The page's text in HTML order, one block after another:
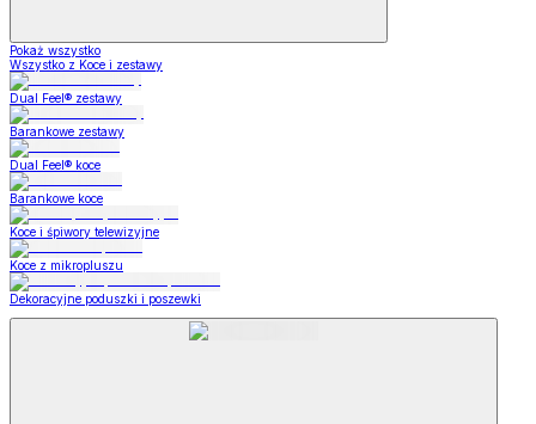
Pokaż wszystko
Wszystko z Koce i zestawy
Dual Feel® zestawy
Barankowe zestawy
Dual Feel® koce
Barankowe koce
Koce i śpiwory telewizyjne
Koce z mikropluszu
Dekoracyjne poduszki i poszewki